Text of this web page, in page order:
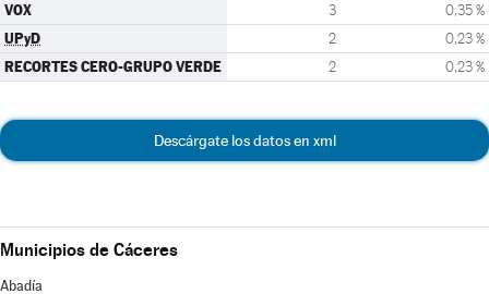
VOX 3 0,35 %
UPyD 2 0,23 %
RECORTES CERO-GRUPO VERDE 2 0,23 %
Descárgate los datos en xml
Municipios de Cáceres
Abadía